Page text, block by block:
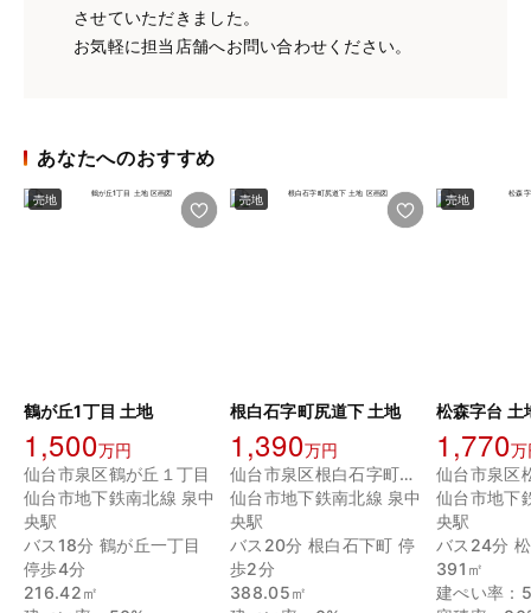
させていただきました。
お気軽に担当店舗へお問い合わせください。
あなたへのおすすめ
売地
鶴が丘1丁目 土地
1,500万円
仙台市泉区鶴が丘１丁目
仙台市地下鉄南北線 泉中
央駅
バス18分 鶴が丘一丁目
停歩4分
216.42㎡
売地
根白石字町尻道下 土地
1,390万円
仙台市泉区根白石字町尻道下
仙台市地下鉄南北線 泉中
央駅
バス20分 根白石下町 停
歩2分
388.05㎡
売地
松森字台 土
1,770万
仙台市泉区
仙台市地下
央駅
バス24分
391㎡
建ぺい率：